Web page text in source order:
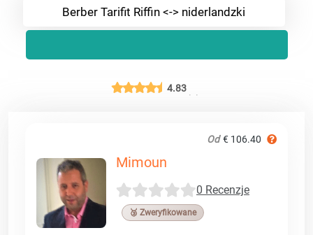
Berber Tarifit Riffin <-> niderlandzki
4.83
Od € 106.40
Mimoun
0 Recenzje
🥉 Zweryfikowane